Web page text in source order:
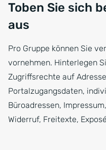
Toben Sie sich
aus
Pro Gruppe können Sie
vornehmen. Hinterlegen
Zugriffsrechte auf
Portalzugangsdaten,
Büroadressen,
Widerruf, Freitexte,